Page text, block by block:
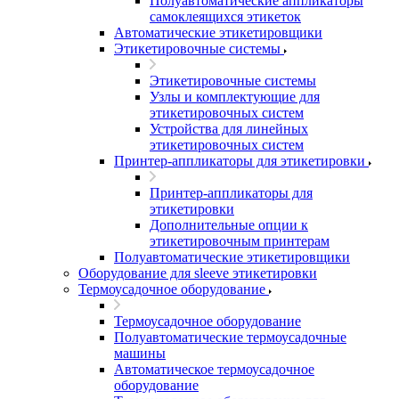
самоклеящихся этикеток
Автоматические этикетировщики
Этикетировочные системы
Этикетировочные системы
Узлы и комплектующие для
этикетировочных систем
Устройства для линейных
этикетировочных систем
Принтер-аппликаторы для этикетировки
Принтер-аппликаторы для
этикетировки
Дополнительные опции к
этикетировочным принтерам
Полуавтоматические этикетировщики
Оборудование для sleeve этикетировки
Термоусадочное оборудование
Термоусадочное оборудование
Полуавтоматические термоусадочные
машины
Автоматическое термоусадочное
оборудование